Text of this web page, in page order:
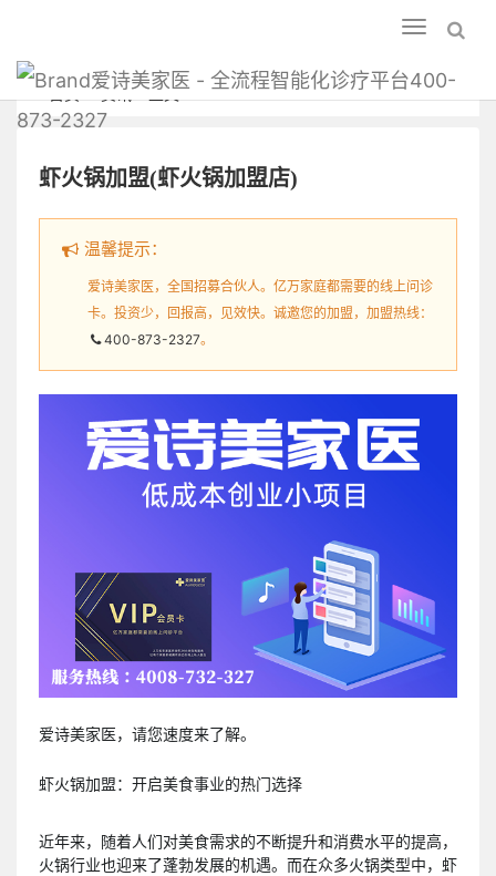
Toggle
navigation
爱诗美家医 - 全流程智能化诊疗平台400-
873-2327
首页 资讯 正文
虾火锅加盟(虾火锅加盟店)
温馨提示：
爱诗美家医，全国招募合伙人。亿万家庭都需要的线上问诊
卡。投资少，回报高，见效快。诚邀您的加盟，加盟热线：
400-873-2327。
爱诗美家医，请您速度来了解。
虾火锅加盟：开启美食事业的热门选择
近年来，随着人们对美食需求的不断提升和消费水平的提高，
火锅行业也迎来了蓬勃发展的机遇。而在众多火锅类型中，虾